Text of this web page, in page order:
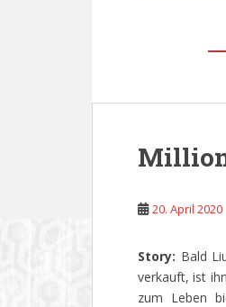
20. April 2020
Story: Bald
verkauft, ist
zum Leben